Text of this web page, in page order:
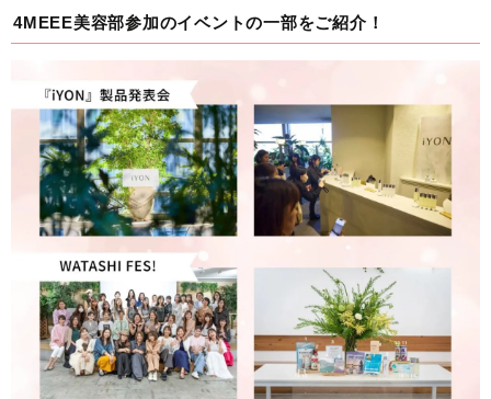
4MEEE美容部参加のイベントの一部をご紹介！